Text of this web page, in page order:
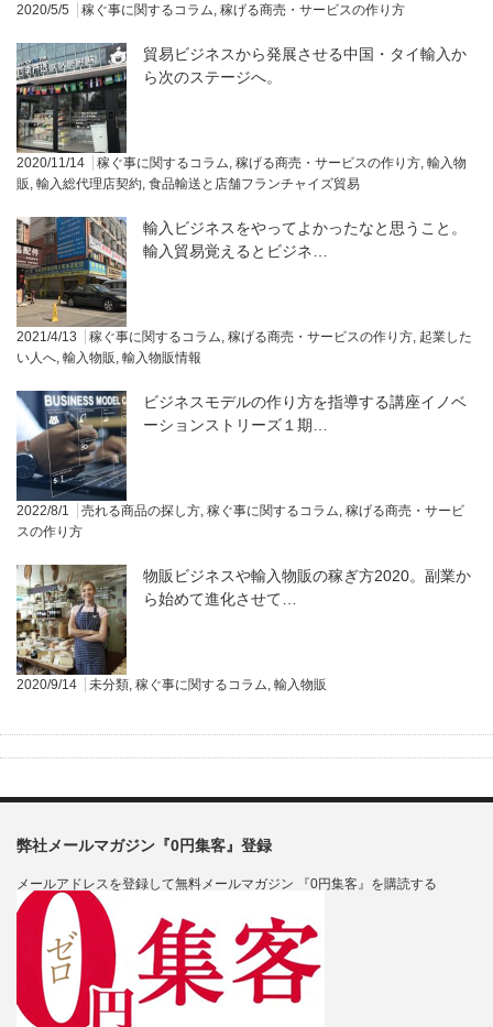
2020/5/5 稼ぐ事に関するコラム, 稼げる商売・サービスの作り方
貿易ビジネスから発展させる中国・タイ輸入か
ら次のステージへ。
2020/11/14 稼ぐ事に関するコラム, 稼げる商売・サービスの作り方, 輸入物
販, 輸入総代理店契約, 食品輸送と店舗フランチャイズ貿易
輸入ビジネスをやってよかったなと思うこと。
輸入貿易覚えるとビジネ…
2021/4/13 稼ぐ事に関するコラム, 稼げる商売・サービスの作り方, 起業した
い人へ, 輸入物販, 輸入物販情報
ビジネスモデルの作り方を指導する講座イノベ
ーションストリーズ１期…
2022/8/1 売れる商品の探し方, 稼ぐ事に関するコラム, 稼げる商売・サービ
スの作り方
物販ビジネスや輸入物販の稼ぎ方2020。副業か
ら始めて進化させて…
2020/9/14 未分類, 稼ぐ事に関するコラム, 輸入物販
弊社メールマガジン『0円集客』登録
メールアドレスを登録して無料メールマガジン 『0円集客』を購読する